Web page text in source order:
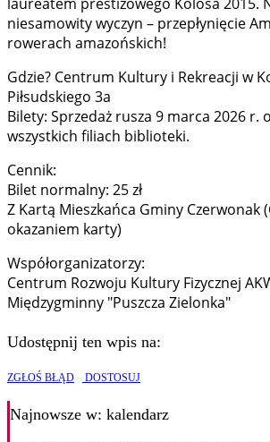
niesamowity wyczyn – przepłynięcie
rowerach amazońskich!
Gdzie? Centrum Kultury i Rekreacji w
Piłsudskiego 3a
Bilety: Sprzedaż rusza 9 marca 2026 r.
wszystkich filiach biblioteki.
Cennik:
Bilet normalny: 25 zł
Z Kartą Mieszkańca Gminy Czerwonak
okazaniem karty)
Współorganizatorzy:
Centrum Rozwoju Kultury Fizycznej
Międzygminny "Puszcza Zielonka"
Udostępnij ten wpis na:
ZGŁOŚ BŁĄD DOSTOSUJ
Najnowsze w: kalendarz